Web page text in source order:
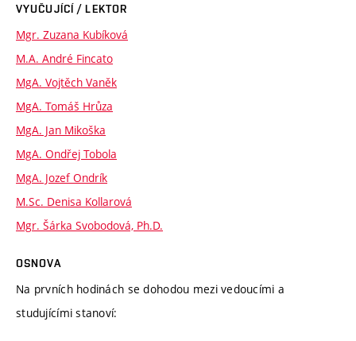
VYUČUJÍCÍ / LEKTOR
Mgr. Zuzana Kubíková
M.A. André Fincato
MgA. Vojtěch Vaněk
MgA. Tomáš Hrůza
MgA. Jan Mikoška
MgA. Ondřej Tobola
MgA. Jozef Ondrík
M.Sc. Denisa Kollarová
Mgr. Šárka Svobodová, Ph.D.
OSNOVA
Na prvních hodinách se dohodou mezi vedoucími a
studujícími stanoví: